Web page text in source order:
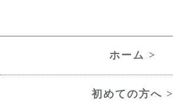
ホーム >
初めての方へ >